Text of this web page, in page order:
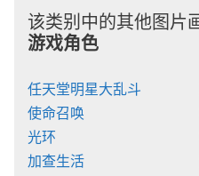
该类别中的其他图片
游戏角色
任天堂明星大乱斗
使命召唤
光环
加查生活